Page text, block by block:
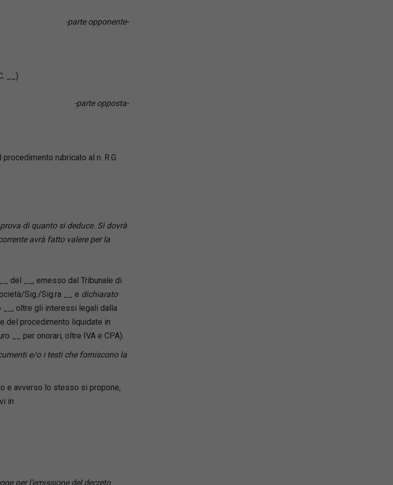
Avvocato cassazionista,
2022, è attualmente
-parte opponente-
__)
-parte opposta-
rubricato al n. R.G.
di quanto si deduce. Si dovrà
avrà fatto valere per la
del __, emesso dal Tribunale di
Sig./Sig.ra __ e dichiarato
__, oltre gli interessi legali dalla
del procedimento liquidate in
__ per onorari, oltre IVA e CPA).
e/o i testi che forniscono la
e avverso lo stesso si propone,
in
per l’emissione del decreto